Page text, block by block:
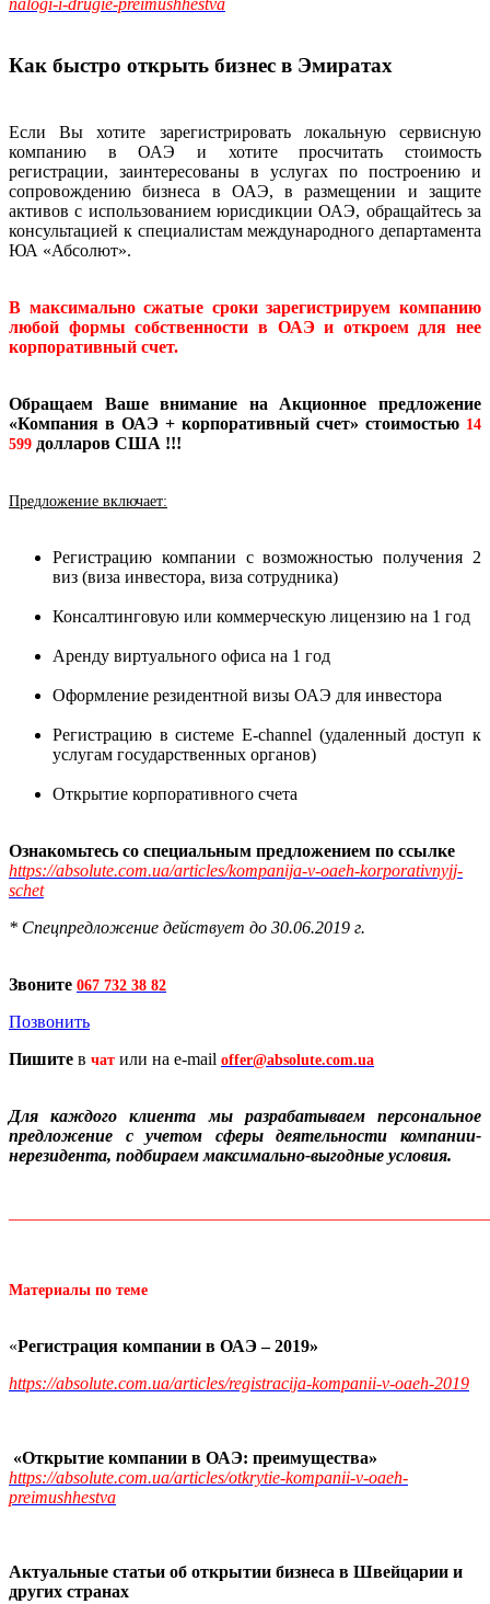
Как быстро открыть бизнес в Эмиратах
Если Вы хотите зарегистрировать локальную сервисную
компанию в ОАЭ и хотите просчитать стоимость
регистрации, заинтересованы в услугах по построению и
сопровождению бизнеса в ОАЭ, в размещении и защите
активов с использованием юрисдикции ОАЭ, обращайтесь за
консультацией к специалистам международного департамента
ЮА «Абсолют».
В максимально сжатые сроки зарегистрируем компанию
любой формы собственности в ОАЭ и откроем для нее
корпоративный счет.
Обращаем Ваше внимание на Акционное предложение
«Компания в ОАЭ + корпоративный счет» стоимостью 14
599 долларов США !!!
Предложение включает:
Регистрацию компании с возможностью получения 2
виз (виза инвестора, виза сотрудника)
Консалтинговую или коммерческую лицензию на 1 год
Аренду виртуального офиса на 1 год
Оформление резидентной визы ОАЭ для инвестора
Регистрацию в системе E-channel (удаленный доступ к
услугам государственных органов)
Открытие корпоративного счета
Ознакомьтесь со специальным предложением по ссылке
https://absolute.com.ua/articles/kompanija-v-oaeh-korporativnyjj-
schet
* Спецпредложение действует до 30.06.2019 г.
Звоните 067 732 38 82
Позвонить
Пишите в чат или на e-mail offer@absolute.com.ua
Для каждого клиента мы разрабатываем персональное
предложение с учетом сферы деятельности компании-
нерезидента, подбираем максимально-выгодные условия.
Материалы по теме
«Регистрация компании в ОАЭ – 2019»
https://absolute.com.ua/articles/registracija-kompanii-v-oaeh-2019
«Открытие компании в ОАЭ: преимущества»
https://absolute.com.ua/articles/otkrytie-kompanii-v-oaeh-
preimushhestva
Актуальные статьи об открытии бизнеса в Швейцарии и
других странах